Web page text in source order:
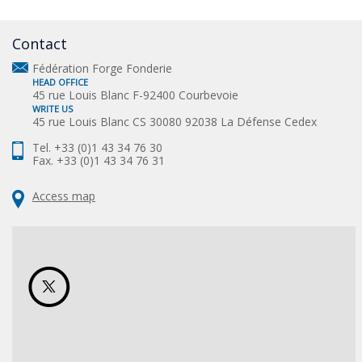
Contact
Fédération Forge Fonderie
HEAD OFFICE
45 rue Louis Blanc F-92400 Courbevoie
WRITE US
45 rue Louis Blanc CS 30080 92038 La Défense Cedex
Tel. +33 (0)1 43 34 76 30
Fax. +33 (0)1 43 34 76 31
Access map